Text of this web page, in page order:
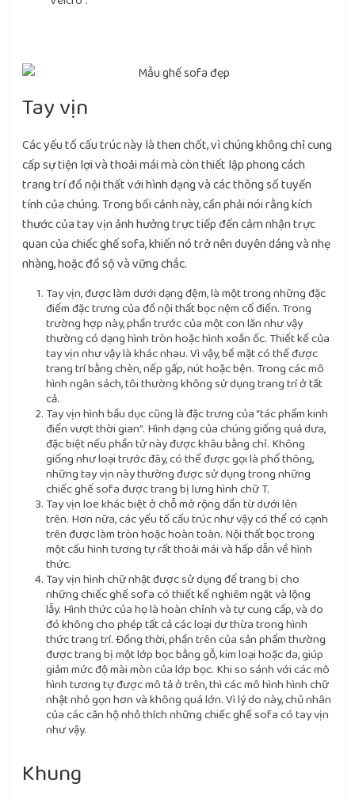
Tay vịn
Các yếu tố cấu trúc này là then chốt, vì chúng không chỉ cung
cấp sự tiện lợi và thoải mái mà còn thiết lập phong cách
trang trí đồ nội thất với hình dạng và các thông số tuyến
tính của chúng. Trong bối cảnh này, cần phải nói rằng kích
thước của tay vịn ảnh hưởng trực tiếp đến cảm nhận trực
quan của chiếc ghế sofa, khiến nó trở nên duyên dáng và nhẹ
nhàng, hoặc đồ sộ và vững chắc.
Tay vịn, được làm dưới dạng đệm, là một trong những đặc
điểm đặc trưng của đồ nội thất bọc nệm cổ điển. Trong
trường hợp này, phần trước của một con lăn như vậy
thường có dạng hình tròn hoặc hình xoắn ốc. Thiết kế của
tay vịn như vậy là khác nhau. Vì vậy, bề mặt có thể được
trang trí bằng chèn, nếp gấp, nút hoặc bện. Trong các mô
hình ngân sách, tôi thường không sử dụng trang trí ở tất
cả.
Tay vịn hình bầu dục cũng là đặc trưng của “tác phẩm kinh
điển vượt thời gian”. Hình dạng của chúng giống quả dưa,
đặc biệt nếu phần tử này được khâu bằng chỉ. Không
giống như loại trước đây, có thể được gọi là phổ thông,
những tay vịn này thường được sử dụng trong những
chiếc ghế sofa được trang bị lưng hình chữ T.
Tay vịn loe khác biệt ở chỗ mở rộng dần từ dưới lên
trên. Hơn nữa, các yếu tố cấu trúc như vậy có thể có cạnh
trên được làm tròn hoặc hoàn toàn. Nội thất bọc trong
một cấu hình tương tự rất thoải mái và hấp dẫn về hình
thức.
Tay vịn hình chữ nhật được sử dụng để trang bị cho
những chiếc ghế sofa có thiết kế nghiêm ngặt và lộng
lẫy. Hình thức của họ là hoàn chỉnh và tự cung cấp, và do
đó không cho phép tất cả các loại dư thừa trong hình
thức trang trí. Đồng thời, phần trên của sản phẩm thường
được trang bị một lớp bọc bằng gỗ, kim loại hoặc da, giúp
giảm mức độ mài mòn của lớp bọc. Khi so sánh với các mô
hình tương tự được mô tả ở trên, thì các mô hình hình chữ
nhật nhỏ gọn hơn và không quá lớn. Vì lý do này, chủ nhân
của các căn hộ nhỏ thích những chiếc ghế sofa có tay vịn
như vậy.
Khung